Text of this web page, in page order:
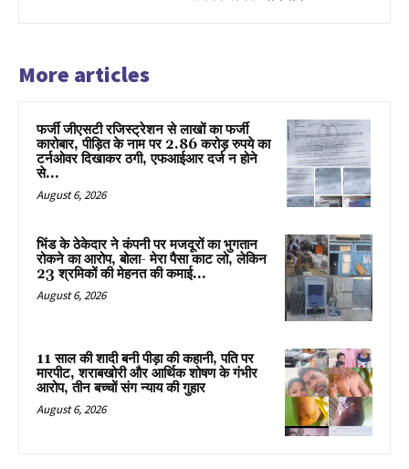
More articles
फर्जी जीएसटी रजिस्ट्रेशन से लाखों का फर्जी
कारोबार, पीड़ित के नाम पर 2.86 करोड़ रुपये का
टर्नओवर दिखाकर ठगी, एफआईआर दर्ज न होने
से...
August 6, 2026
भिंड के ठेकेदार ने कंपनी पर मजदूरों का भुगतान
रोकने का आरोप, बोला- मेरा पैसा काट लो, लेकिन
23 श्रमिकों की मेहनत की कमाई...
August 6, 2026
11 साल की शादी बनी पीड़ा की कहानी, पति पर
मारपीट, शराबखोरी और आर्थिक शोषण के गंभीर
आरोप, तीन बच्चों संग न्याय की गुहार
August 6, 2026